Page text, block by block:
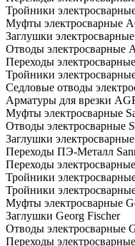
Тройники
Муфты электросварные
Заглушки
Отводы электросварные
Переходы
Тройники
Седловые отводы
Арматуры для врезки
Муфты электросварные
Отводы электросварные
Заглушки
Переходы ПЭ-Металл
Переходы
Тройники
Тройники
Муфты электросварные
Заглушки Georg Fischer
Отводы электросварные
Переходы